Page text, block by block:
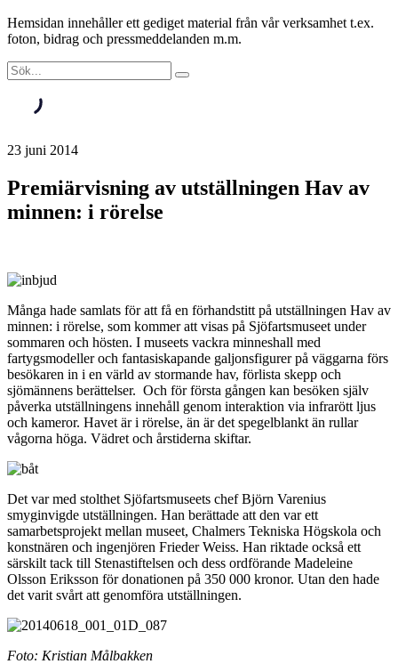
Hemsidan innehåller ett gediget material från vår verksamhet t.ex.
foton, bidrag och pressmeddelanden m.m.
23 juni 2014
Premiärvisning av utställningen Hav av
minnen: i rörelse
Många hade samlats för att få en förhandstitt på utställningen Hav av
minnen: i rörelse, som kommer att visas på Sjöfartsmuseet under
sommaren och hösten. I museets vackra minneshall med
fartygsmodeller och fantasiskapande galjonsfigurer på väggarna förs
besökaren in i en värld av stormande hav, förlista skepp och
sjömännens berättelser. Och för första gången kan besöken själv
påverka utställningens innehåll genom interaktion via infrarött ljus
och kameror. Havet är i rörelse, än är det spegelblankt än rullar
vågorna höga. Vädret och årstiderna skiftar.
Det var med stolthet Sjöfartsmuseets chef Björn Varenius
smyginvigde utställningen. Han berättade att den var ett
samarbetsprojekt mellan museet, Chalmers Tekniska Högskola och
konstnären och ingenjören Frieder Weiss. Han riktade också ett
särskilt tack till Stenastiftelsen och dess ordförande Madeleine
Olsson Eriksson för donationen på 350 000 kronor. Utan den hade
det varit svårt att genomföra utställningen.
Foto: Kristian Målbakken